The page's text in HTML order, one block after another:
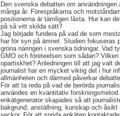
Den svenska debatten om
många år. Förespråkarna och
positionerna är tämligen låsta. Hur kan
på så vitt skilda sätt?
Jag började fundera på vad de som
har för syn på ämnet. Studien fokuseras
gröna näringen i svenska tidningar. Vad
GMO och företeelsen som sådan?
opartiskhet? Anledningen till att jag valt
journalist har en mycket viktig del i hur
allmänheten och därmed påverkar
För att ta reda på vad de berörda
användes en kvantitativ
enkätgenerator skapades så att
bakgrund, anställning, kunskap och